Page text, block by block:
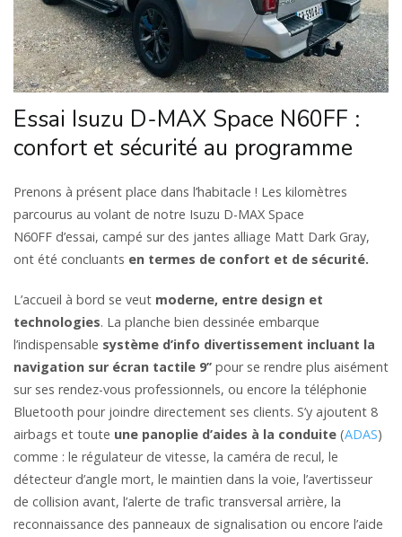
Essai Isuzu D-MAX Space N60FF :
confort et sécurité au programme
Prenons à présent place dans l’habitacle ! Les kilomètres
parcourus au volant de notre Isuzu D-MAX Space
N60FF d’essai, campé sur des jantes alliage Matt Dark Gray,
ont été concluants en termes de confort et de sécurité.
L’accueil à bord se veut moderne, entre design et
technologies. La planche bien dessinée embarque
l’indispensable système d’info divertissement incluant la
navigation sur écran tactile 9’’ pour se rendre plus aisément
sur ses rendez-vous professionnels, ou encore la téléphonie
Bluetooth pour joindre directement ses clients. S’y ajoutent 8
airbags et toute une panoplie d’aides à la conduite (ADAS)
comme : le régulateur de vitesse, la caméra de recul, le
détecteur d’angle mort, le maintien dans la voie, l’avertisseur
de collision avant, l’alerte de trafic transversal arrière, la
reconnaissance des panneaux de signalisation ou encore l’aide